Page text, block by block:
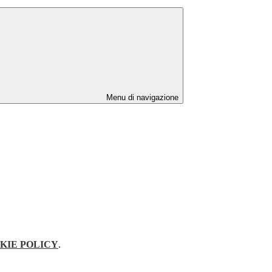
Menu di navigazione
POLICY.